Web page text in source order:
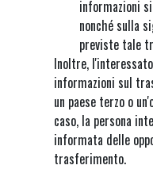
informazioni
nonché sulla
previste tale
Inoltre,
informazioni sul
un paese terzo o
caso, la persona
informata delle
trasferimento.